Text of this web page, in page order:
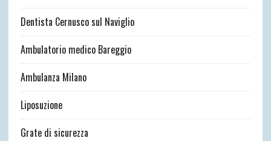
Dentista Cernusco sul Naviglio
Ambulatorio medico Bareggio
Ambulanza Milano
Liposuzione
Grate di sicurezza